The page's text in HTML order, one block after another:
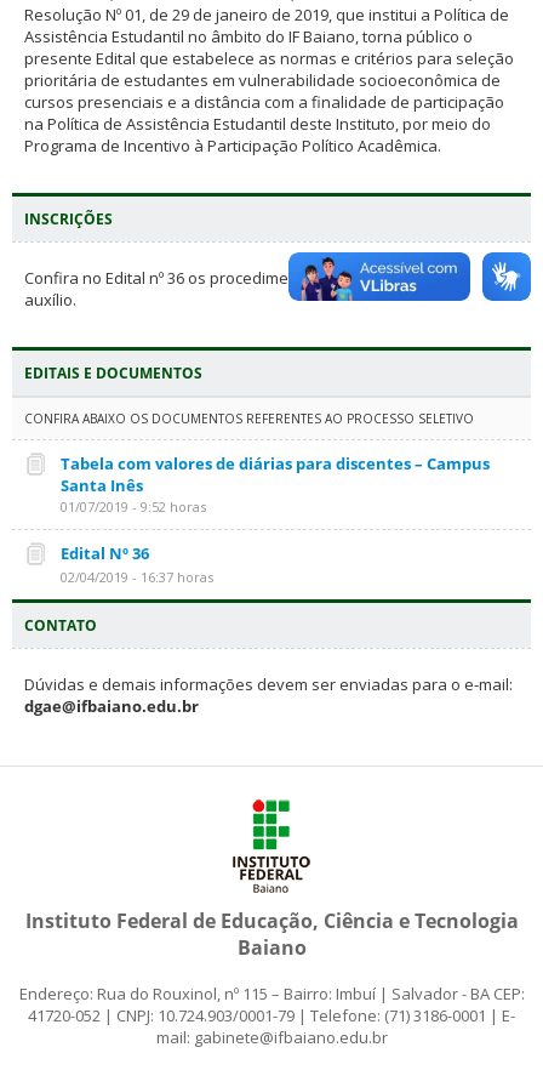
Resolução Nº 01, de 29 de janeiro de 2019, que institui a Política de
Assistência Estudantil no âmbito do IF Baiano, torna público o
presente Edital que estabelece as normas e critérios para seleção
prioritária de estudantes em vulnerabilidade socioeconômica de
cursos presenciais e a distância com a finalidade de participação
na Política de Assistência Estudantil deste Instituto, por meio do
Programa de Incentivo à Participação Político Acadêmica.
INSCRIÇÕES
Confira no Edital nº 36 os procedimentos para solicitação de
auxílio.
EDITAIS E DOCUMENTOS
CONFIRA ABAIXO OS DOCUMENTOS REFERENTES AO PROCESSO SELETIVO
Tabela com valores de diárias para discentes – Campus
Santa Inês
01/07/2019 - 9:52 horas
Edital Nº 36
02/04/2019 - 16:37 horas
CONTATO
Dúvidas e demais informações devem ser enviadas para o e-mail:
dgae@ifbaiano.edu.br
Instituto Federal de Educação, Ciência e Tecnologia
Baiano
Endereço: Rua do Rouxinol, nº 115 – Bairro: Imbuí | Salvador - BA CEP:
41720-052 | CNPJ: 10.724.903/0001-79 | Telefone: (71) 3186-0001 | E-
mail: gabinete@ifbaiano.edu.br